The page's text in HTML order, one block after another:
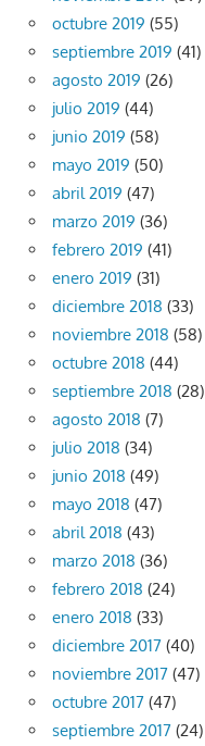
octubre 2019 (55)
septiembre 2019 (41)
agosto 2019 (26)
julio 2019 (44)
junio 2019 (58)
mayo 2019 (50)
abril 2019 (47)
marzo 2019 (36)
febrero 2019 (41)
enero 2019 (31)
diciembre 2018 (33)
noviembre 2018 (58)
octubre 2018 (44)
septiembre 2018 (28)
agosto 2018 (7)
julio 2018 (34)
junio 2018 (49)
mayo 2018 (47)
abril 2018 (43)
marzo 2018 (36)
febrero 2018 (24)
enero 2018 (33)
diciembre 2017 (40)
noviembre 2017 (47)
octubre 2017 (47)
septiembre 2017 (24)